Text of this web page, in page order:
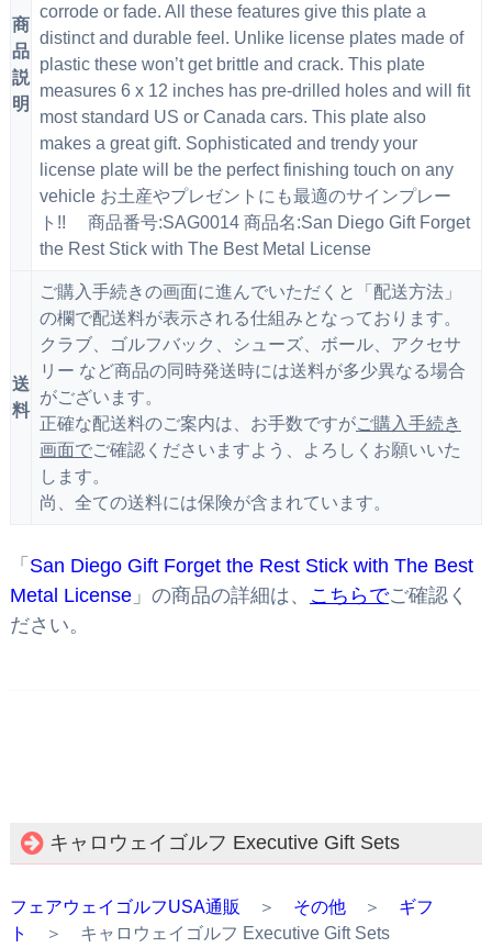
商
品
説
明
corrode or fade. All these features give this plate a
distinct and durable feel. Unlike license plates made of
plastic these won’t get brittle and crack. This plate
measures 6 x 12 inches has pre-drilled holes and will fit
most standard US or Canada cars. This plate also
makes a great gift. Sophisticated and trendy your
license plate will be the perfect finishing touch on any
vehicle お土産やプレゼントにも最適のサインプレー
ト!! 商品番号:SAG0014 商品名:San Diego Gift Forget
the Rest Stick with The Best Metal License
送
料
ご購入手続きの画面に進んでいただくと「配送方法」
の欄で配送料が表示される仕組みとなっております。
クラブ、ゴルフバック、シューズ、ボール、アクセサ
リー など商品の同時発送時には送料が多少異なる場合
がございます。
正確な配送料のご案内は、お手数ですがご購入手続き
画面でご確認くださいますよう、よろしくお願いいた
します。
尚、全ての送料には保険が含まれています。
「 San Diego Gift Forget the Rest Stick with The Best
Metal License」の商品の詳細は、 こちらでご確認く
ださい。
キャロウェイゴルフ Executive Gift Sets
フェアウェイゴルフUSA通販 ＞ その他＞ ギフ
ト
＞ キャロウェイゴルフ Executive Gift Sets